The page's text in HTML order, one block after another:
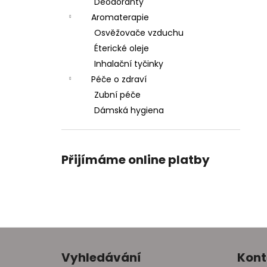
Aromaterapie
Osvěžovače vzduchu
Éterické oleje
Inhalační tyčinky
Péče o zdraví
Zubní péče
Dámská hygiena
Přijímáme online platby
Z
Vyhledávání